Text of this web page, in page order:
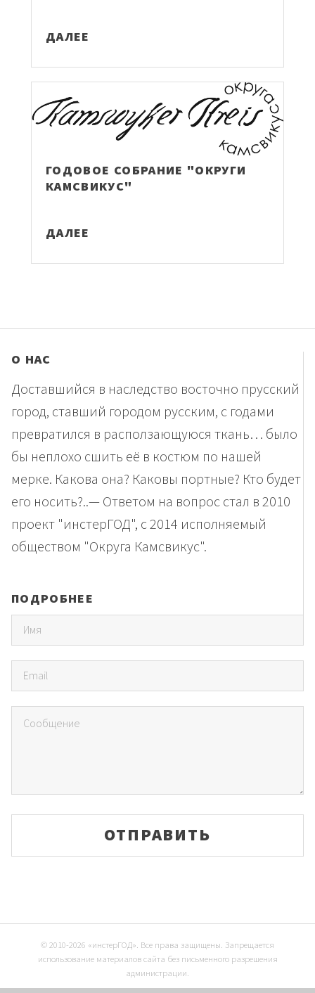
ДАЛЕЕ
ГОДОВОЕ СОБРАНИЕ "ОКРУГИ
КАМСВИКУС"
ДАЛЕЕ
О НАС
Доставшийся в наследство восточно прусский
город, ставший городом русским, с годами
превратился в расползающуюся ткань… было
бы неплохо сшить её в костюм по нашей
мерке. Какова она? Каковы портные? Кто будет
его носить?..— Ответом на вопрос стал в 2010
проект "инстерГОД", с 2014 исполняемый
обществом "Округа Камсвикус".
ПОДРОБНЕЕ
© 2010-2026 «инстерГОД». Все права защищены. Запрещается
использование материалов сайта без письменного разрешения
администрации.